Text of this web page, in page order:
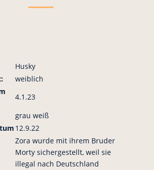
Husky
weiblich
4.1.23
grau weiß
12.9.22
Zora wurde mit ihrem Bruder
Morty sichergestellt, weil sie
illegal nach Deutschland